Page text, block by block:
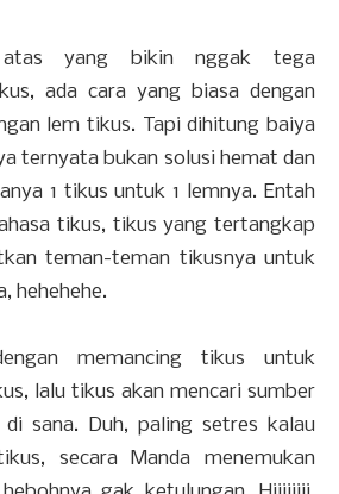
yang bikin nggak tega
ada cara yang biasa dengan
lem tikus. Tapi dihitung baiya
ternyata bukan solusi hemat dan
1 tikus untuk 1 lemnya. Entah
tikus, tikus yang tertangkap
teman-teman tikusnya untuk
hehehehe.
memancing tikus untuk
lalu tikus akan mencari sumber
sana. Duh, paling setres kalau
secara Manda menemukan